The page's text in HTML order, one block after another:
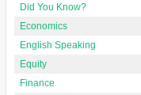
Did You Know?
Economics
English Speaking
Equity
Finance